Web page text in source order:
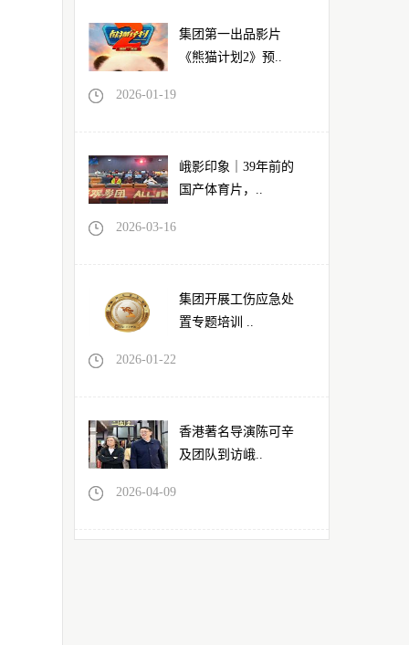
集团第一出品影片
《熊猫计划2》预..
2026-01-19
峨影印象｜39年前的
国产体育片，..
2026-03-16
集团开展工伤应急处
置专题培训 ..
2026-01-22
香港著名导演陈可辛
及团队到访峨..
2026-04-09